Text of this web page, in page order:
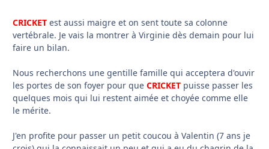
CRICKET est aussi maigre et on sent toute sa colonne
vertébrale. Je vais la montrer à Virginie dès demain pour lui
faire un bilan.
Nous recherchons une gentille famille qui acceptera d'ouvir
les portes de son foyer pour que CRICKET puisse passer les
quelques mois qui lui restent aimée et choyée comme elle
le mérite.
J'en profite pour passer un petit coucou à Valentin (7 ans je